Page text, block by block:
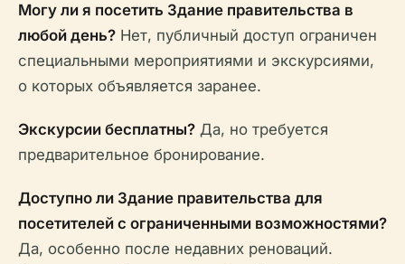
Могу ли я посетить Здание правительства в
любой день? Нет, публичный доступ ограничен
специальными мероприятиями и экскурсиями,
о которых объявляется заранее.
Экскурсии бесплатны? Да, но требуется
предварительное бронирование.
Доступно ли Здание правительства для
посетителей с ограниченными возможностями?
Да, особенно после недавних реноваций.